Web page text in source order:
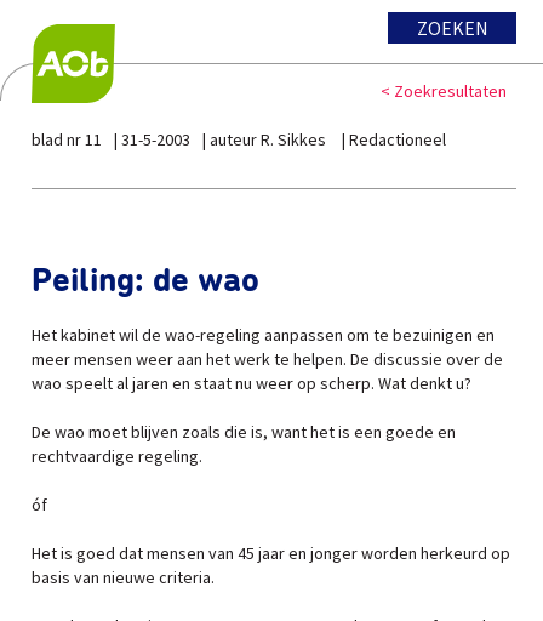
ZOEKEN
< Zoekresultaten
blad nr 11 31-5-2003 auteur R. Sikkes Redactioneel
Peiling: de wao
Het kabinet wil de wao-regeling aanpassen om te bezuinigen en
meer mensen weer aan het werk te helpen. De discussie over de
wao speelt al jaren en staat nu weer op scherp. Wat denkt u?
De wao moet blijven zoals die is, want het is een goede en
rechtvaardige regeling.
óf
Het is goed dat mensen van 45 jaar en jonger worden herkeurd op
basis van nieuwe criteria.